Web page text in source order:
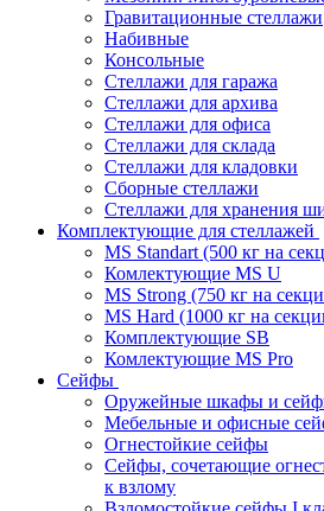
Гравитационные стеллажи
Набивные
Консольные
Стеллажи для гаража
Стеллажи для архива
Стеллажи для офиса
Стеллажи для склада
Стеллажи для кладовки
Сборные стеллажи
Стеллажи для хранения
Комплектующие для стеллажей
MS Standart (500 кг на
Комлектующие MS U
MS Strong (750 кг на
MS Hard (1000 кг на
Комплектующие SB
Комлектующие MS Pro
Сейфы
Оружейные шкафы и
Мебельные и офисные
Огнестойкие сейфы
Сейфы, сочетающие
к взлому